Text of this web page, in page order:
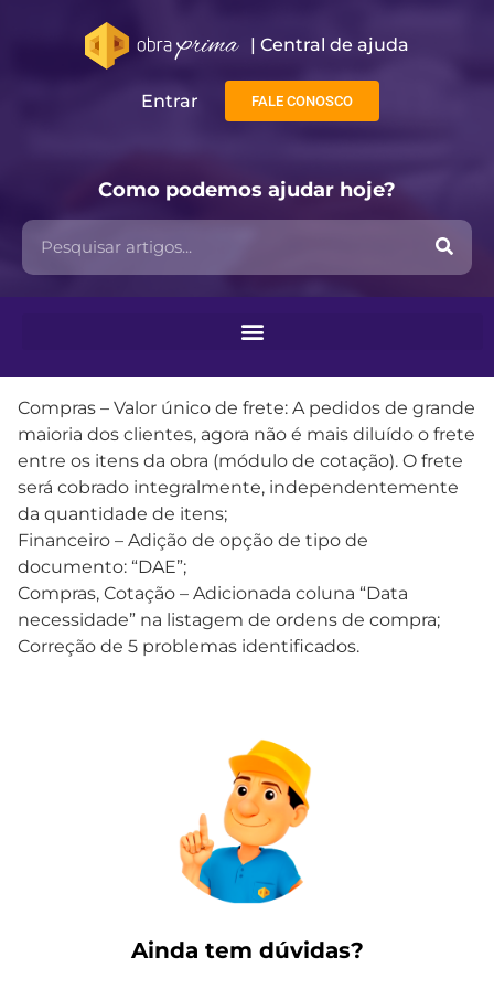
| Central de ajuda​
Entrar FALE CONOSCO
Como podemos ajudar hoje?
Compras – Valor único de frete: A pedidos de grande
maioria dos clientes, agora não é mais diluído o frete
entre os itens da obra (módulo de cotação). O frete
será cobrado integralmente, independentemente
da quantidade de itens;
Financeiro – Adição de opção de tipo de
documento: “DAE”;
Compras, Cotação – Adicionada coluna “Data
necessidade” na listagem de ordens de compra;
Correção de 5 problemas identificados.
Ainda tem dúvidas?